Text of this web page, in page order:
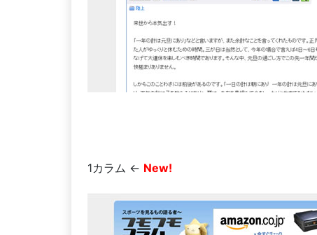
1カラム ← New!